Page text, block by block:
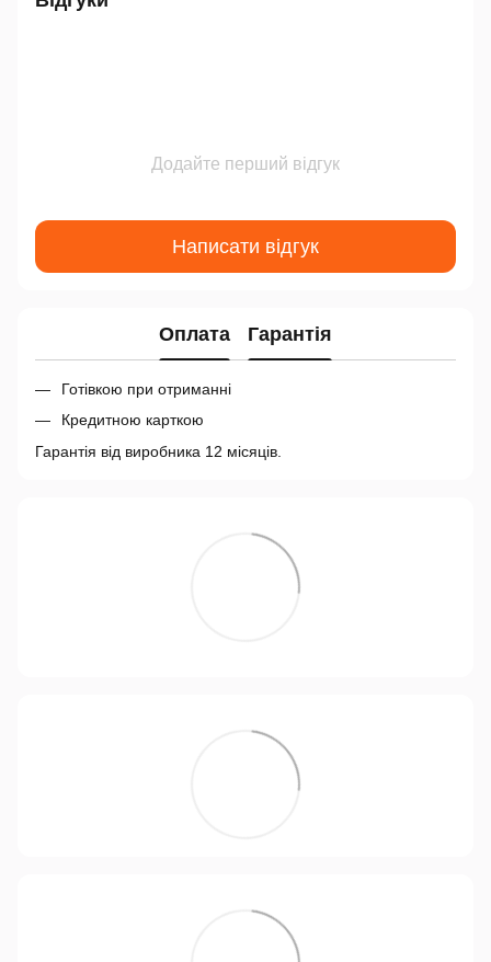
Додайте перший відгук
Написати відгук
Оплата Гарантія
Готівкою при отриманні
Кредитною карткою
Гарантія від виробника 12 місяців.